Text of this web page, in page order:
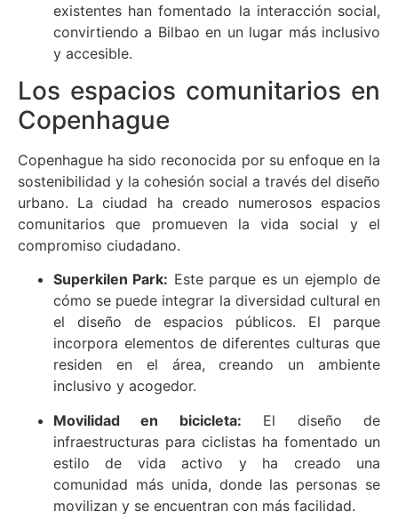
existentes han fomentado la interacción social,
convirtiendo a Bilbao en un lugar más inclusivo
y accesible.
Los espacios comunitarios en
Copenhague
Copenhague ha sido reconocida por su enfoque en la
sostenibilidad y la cohesión social a través del diseño
urbano. La ciudad ha creado numerosos espacios
comunitarios que promueven la vida social y el
compromiso ciudadano.
Superkilen Park: Este parque es un ejemplo de
cómo se puede integrar la diversidad cultural en
el diseño de espacios públicos. El parque
incorpora elementos de diferentes culturas que
residen en el área, creando un ambiente
inclusivo y acogedor.
Movilidad en bicicleta: El diseño de
infraestructuras para ciclistas ha fomentado un
estilo de vida activo y ha creado una
comunidad más unida, donde las personas se
movilizan y se encuentran con más facilidad.